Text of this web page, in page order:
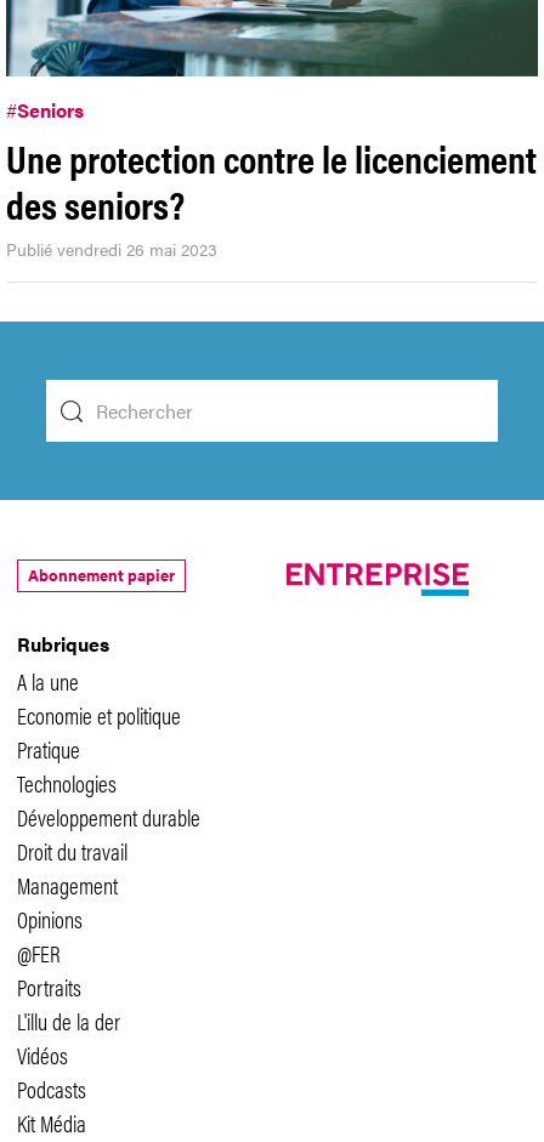
#Seniors
Une protection contre le licenciement
des seniors?
Publié vendredi 26 mai 2023
Rubriques
A la une
Economie et politique
Pratique
Technologies
Développement durable
Droit du travail
Management
Opinions
@FER
Portraits
L'illu de la der
Vidéos
Podcasts
Kit Média
Abonnement papier